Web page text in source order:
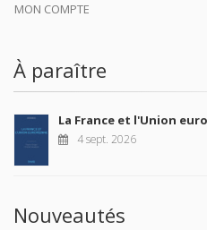
MON COMPTE
À paraître
La France et l'Union
4 sept. 2026
Nouveautés